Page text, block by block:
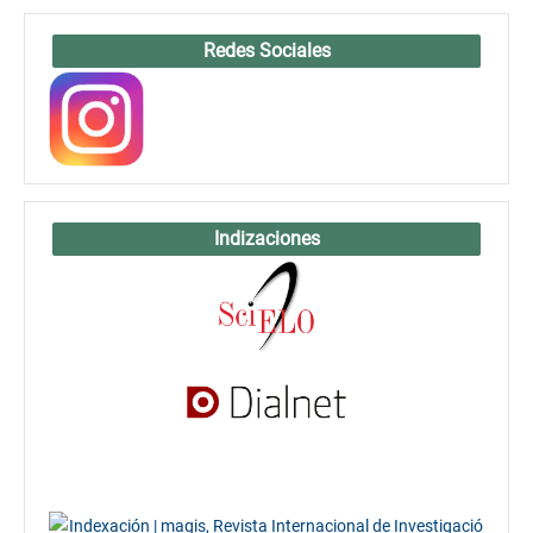
Redes Sociales
Indizaciones